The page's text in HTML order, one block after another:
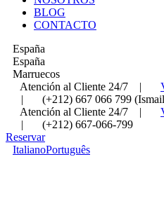
BLOG
CONTACTO
España
España
Marruecos
Atención al Cliente 24/7
|
|
(+212) 667 066 799
Atención al Cliente 24/7
|
|
(+212) 667-066-799
Reservar
ItalianoPortuguês